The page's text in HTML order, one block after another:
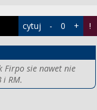
Firpo sie nawet nie
i RM.
cytuj - 0 + !